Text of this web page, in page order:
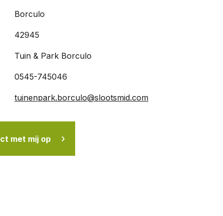
Borculo
42945
Tuin & Park Borculo
0545-745046
tuinenpark.borculo@slootsmid.com
met mij op